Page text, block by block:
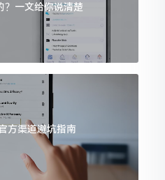
一文给你说清楚
方渠道避坑指南